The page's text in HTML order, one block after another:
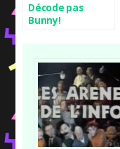
Décode pas
Bunny!